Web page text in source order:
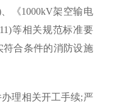
《1000kV架空输电
等相关规范标准要
合条件的消防设施
理相关开工手续;严